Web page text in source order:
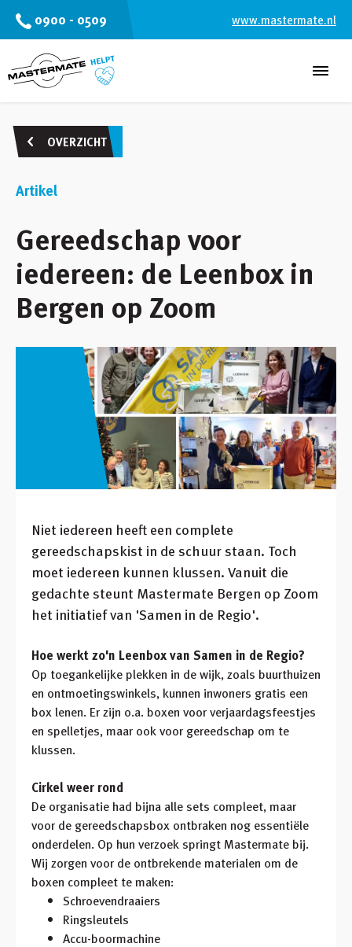
0900 - 0509 www.mastermate.nl
OVERZICHT
Artikel
Gereedschap voor
iedereen: de Leenbox in
Bergen op Zoom
Niet iedereen heeft een complete
gereedschapskist in de schuur staan. Toch
moet iedereen kunnen klussen. Vanuit die
gedachte steunt Mastermate Bergen op Zoom
het initiatief van 'Samen in de Regio'.
Hoe werkt zo'n Leenbox van Samen in de Regio?
Op toegankelijke plekken in de wijk, zoals buurthuizen
en ontmoetingswinkels, kunnen inwoners gratis een
box lenen. Er zijn o.a. boxen voor verjaardagsfeestjes
en spelletjes, maar ook voor gereedschap om te
klussen.
Cirkel weer rond
De organisatie had bijna alle sets compleet, maar
voor de gereedschapsbox ontbraken nog essentiële
onderdelen. Op hun verzoek springt Mastermate bij.
Wij zorgen voor de ontbrekende materialen om de
boxen compleet te maken:
Schroevendraaiers
Ringsleutels
Accu-boormachine